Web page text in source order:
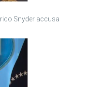
Snyder accusa